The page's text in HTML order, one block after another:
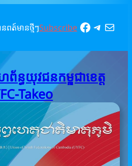
ពត៍មានថ្មីៗSubscribe Mail
ធយុវជនកម្ពុជាខេត្ត
Takeo